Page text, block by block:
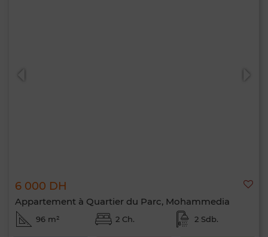
6 000 DH
Appartement à Quartier du Parc, Mohammedia
96 m² 2 Ch. 2 Sdb.